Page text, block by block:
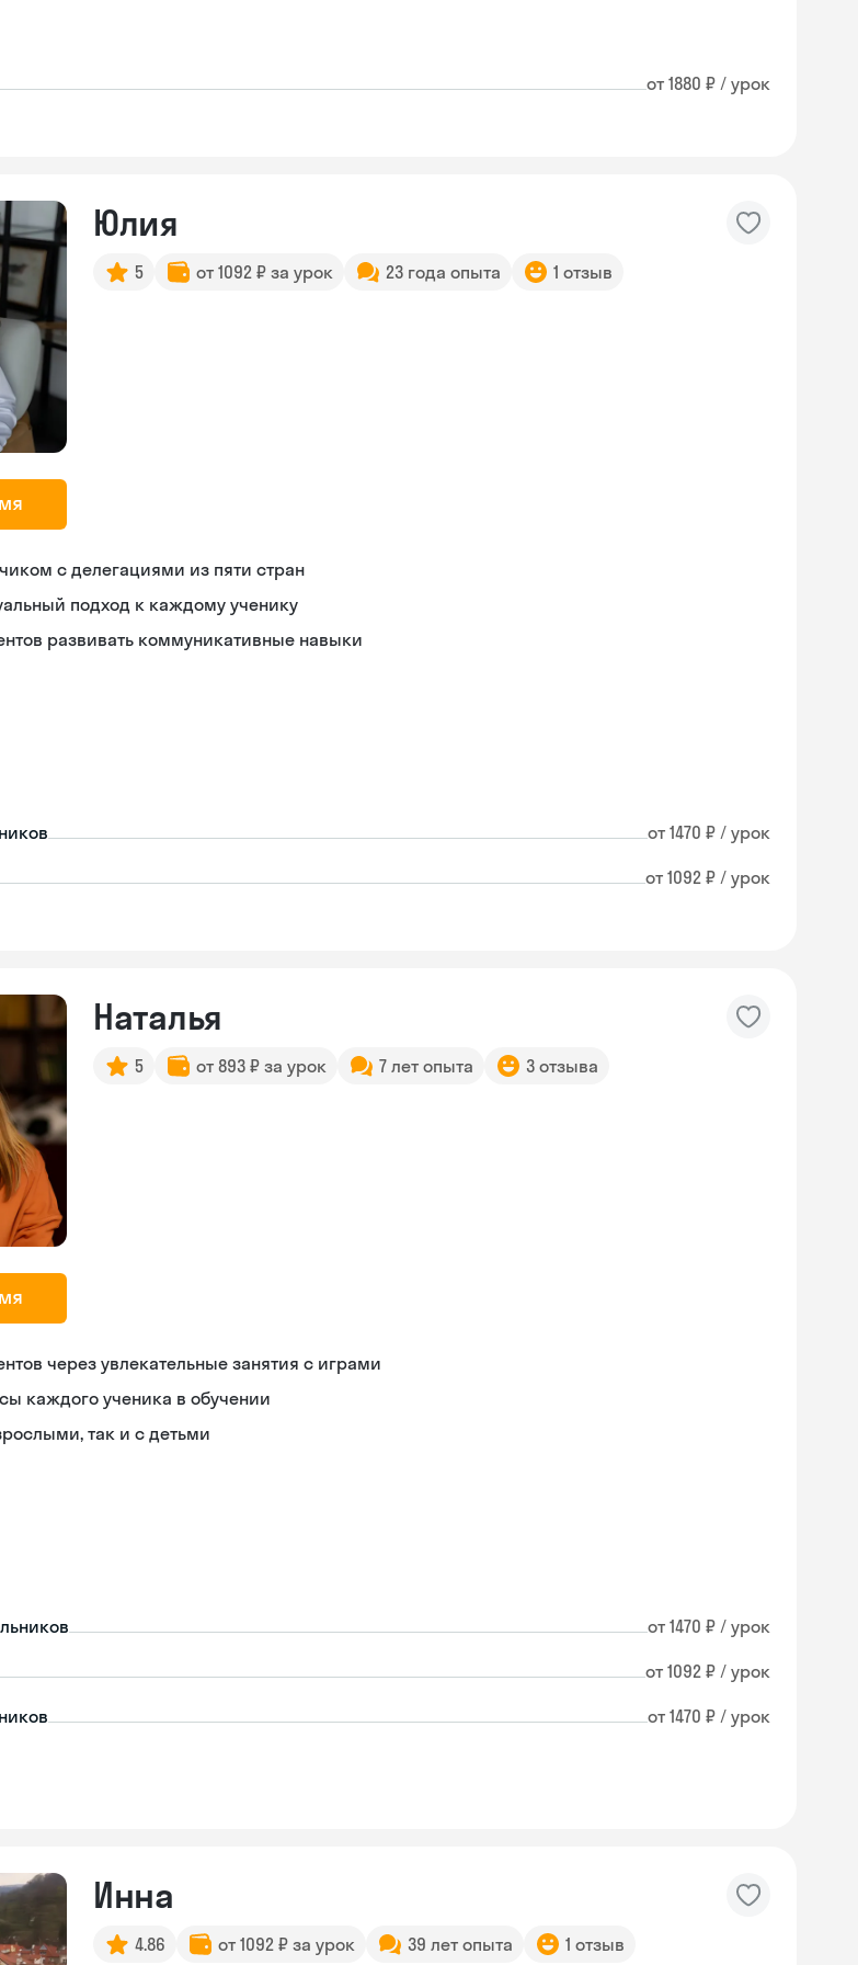
от 1880 ₽ / урок
Юлия
5 от 1092 ₽ за урок 23 года опыта 1 отзыв
с делегациями из пяти стран
подход к каждому ученику
развивать коммуникативные навыки
от 1470 ₽ / урок
от 1092 ₽ / урок
Наталья
5 от 893 ₽ за урок 7 лет опыта 3 отзыва
через увлекательные занятия с играми
каждого ученика в обучении
так и с детьми
от 1470 ₽ / урок
от 1092 ₽ / урок
от 1470 ₽ / урок
Инна
4.86 от 1092 ₽ за урок 39 лет опыта 1 отзыв